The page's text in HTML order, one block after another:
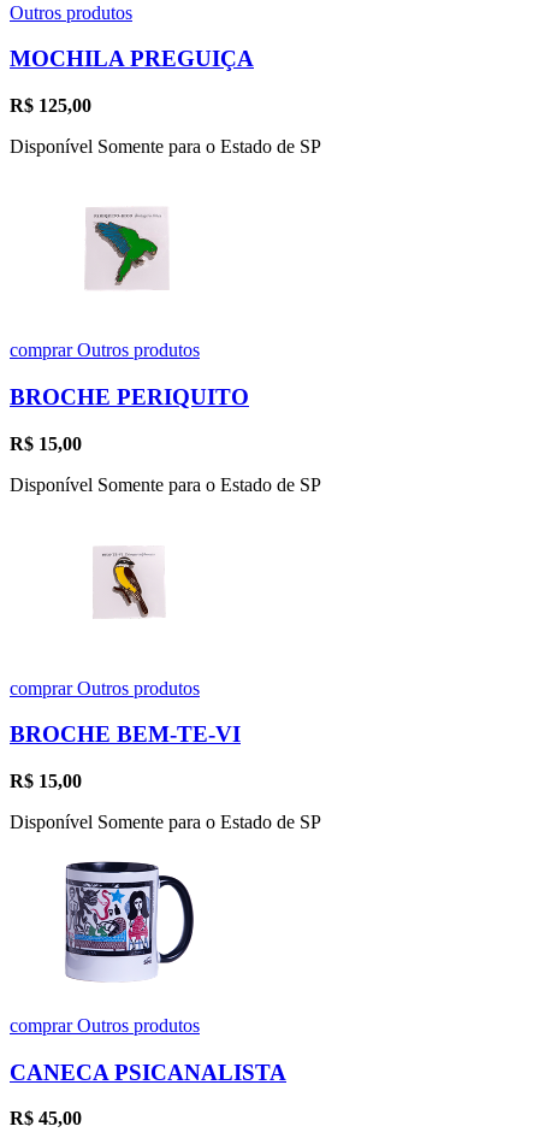
Outros produtos
MOCHILA PREGUIÇA
R$ 125,00
Disponível Somente para o Estado de SP
comprarOutros produtos
BROCHE PERIQUITO
R$ 15,00
Disponível Somente para o Estado de SP
comprarOutros produtos
BROCHE BEM-TE-VI
R$ 15,00
Disponível Somente para o Estado de SP
comprarOutros produtos
CANECA PSICANALISTA
R$ 45,00